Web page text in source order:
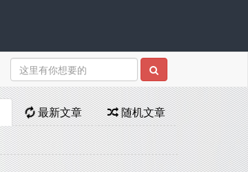
最新文章 随机文章